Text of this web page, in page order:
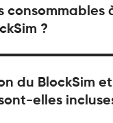
consommables
?
du BlockSim
elles